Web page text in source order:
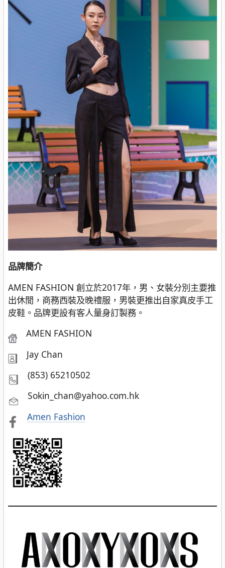
品牌簡介
AMEN FASHION 創立於2017年，男、女裝分別主要推
出休閒，商務西裝及晚禮服，男裝更推出自家真皮手工
皮鞋。品牌更設有客人量身訂製務。
AMEN FASHION
Jay Chan
(853) 65210502
Sokin_chan@yahoo.com.hk
Amen Fashion